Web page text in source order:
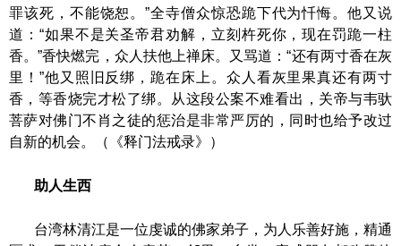
罪该死，不能饶恕。”全寺僧众惊恐跪下代为忏悔。他又说
道：“如果不是关圣帝君劝解，立刻杵死你，现在罚跪一柱
香。”香快燃完，众人扶他上禅床。又骂道：“还有两寸香在灰
里！”他又照旧反绑，跪在床上。众人看灰里果真还有两寸
香，等香烧完才松了绑。从这段公案不难看出，关帝与韦驮
菩萨对佛门不肖之徒的惩治是非常严厉的，同时也给予改过
自新的机会。（《释门法戒录》）
助人生西
台湾林清江是一位虔诚的佛家弟子，为人乐善好施，精通